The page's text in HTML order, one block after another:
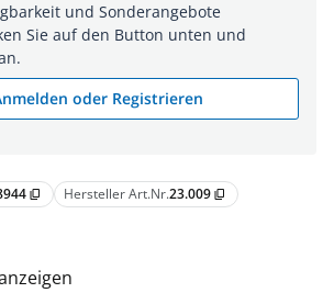
content_copy Hersteller Art.Nr.23.009 content_copy
und Sonderangebote
Sie auf den Button unten und
oder Registrieren